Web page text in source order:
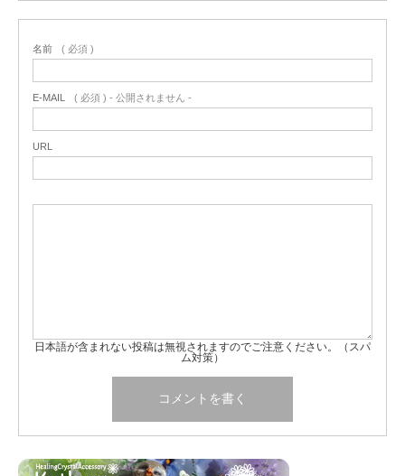
名前 ( 必須 )
E-MAIL ( 必須 ) - 公開されません -
URL
日本語が含まれない投稿は無視されますのでご注意ください。（スパ
ム対策）